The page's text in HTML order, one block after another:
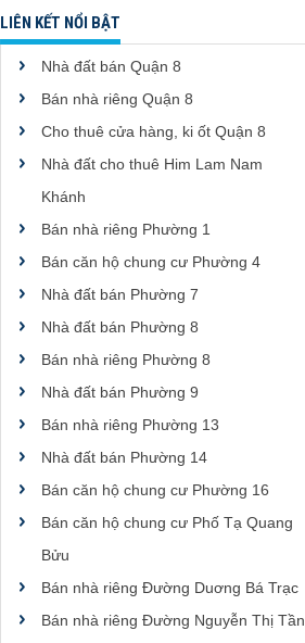
LIÊN KẾT NỔI BẬT
Nhà đất bán Quận 8
Bán nhà riêng Quận 8
Cho thuê cửa hàng, ki ốt Quận 8
Nhà đất cho thuê Him Lam Nam
Khánh
Bán nhà riêng Phường 1
Bán căn hộ chung cư Phường 4
Nhà đất bán Phường 7
Nhà đất bán Phường 8
Bán nhà riêng Phường 8
Nhà đất bán Phường 9
Bán nhà riêng Phường 13
Nhà đất bán Phường 14
Bán căn hộ chung cư Phường 16
Bán căn hộ chung cư Phố Tạ Quang
Bửu
Bán nhà riêng Đường Duơng Bá Trạc
Bán nhà riêng Đường Nguyễn Thị Tần